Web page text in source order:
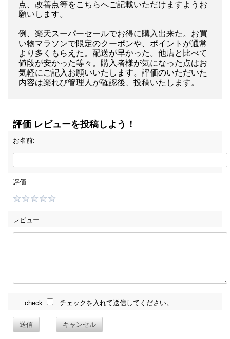
点、改善点等をこちらへご記載いただけますようお
願いします。
例、楽天スーパーセールでお得に購入出来た。お買
い物マラソンで限定のクーポンや、ポイントが通常
より多くもらえた。配送が早かった。他店と比べて
値段が安かった等々。購入者様が気になった点はお
気軽にご記入お願いいたします。評価のいただいた
内容は楽れび管理人が確認後、投稿いたします。
評価 レビューを投稿しよう！
お名前:
評価:
レビュー:
check: チェックを入れて送信してください。
送信 キャンセル